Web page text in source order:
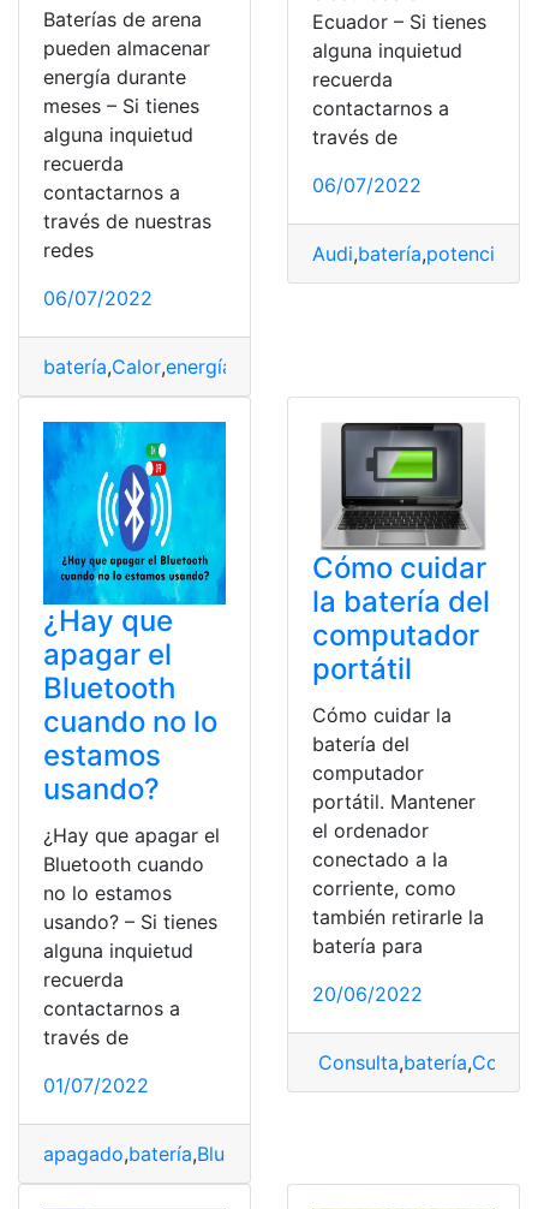
Baterías de arena
pueden almacenar
energía durante
meses – Si tienes
alguna inquietud
recuerda
contactarnos a
través de nuestras
redes
06/07/2022
batería,Calor,energía
Ecuador – Si tienes
alguna inquietud
recuerda
contactarnos a
través de
06/07/2022
Audi,batería,potencia
¿Hay que
apagar el
Bluetooth
cuando no lo
estamos
usando?
¿Hay que apagar el
Bluetooth cuando
no lo estamos
usando? – Si tienes
alguna inquietud
recuerda
contactarnos a
través de
01/07/2022
apagado,batería,Bluetooth
Cómo cuidar
la batería del
computador
portátil
Cómo cuidar la
batería del
computador
portátil. Mantener
el ordenador
conectado a la
corriente, como
también retirarle la
batería para
20/06/2022
Consulta,batería,